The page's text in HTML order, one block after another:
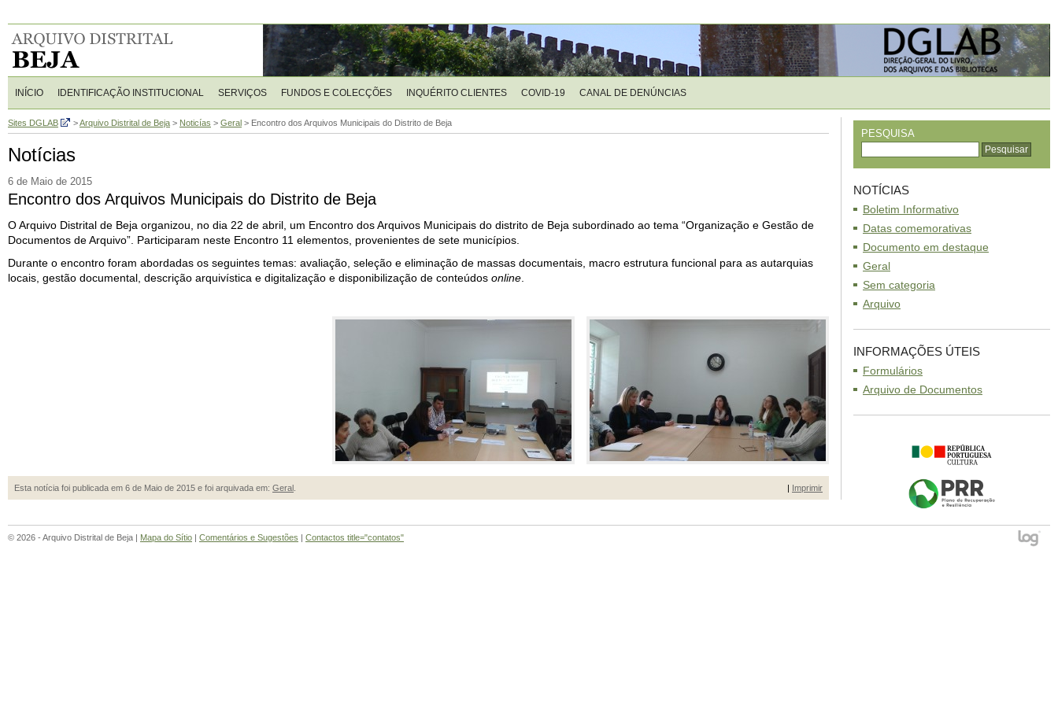
INÍCIO IDENTIFICAÇÃO INSTITUCIONAL SERVIÇOS FUNDOS E COLECÇÕES INQUÉRITO CLIENTES COVID-19 CANAL DE DENÚNCIAS
Sites DGLAB >Arquivo Distrital de Beja > Noticías > Geral > Encontro dos Arquivos Municipais do Distrito de Beja
Notícias
6 de Maio de 2015
Encontro dos Arquivos Municipais do Distrito de Beja
O Arquivo Distrital de Beja organizou, no dia 22 de abril, um Encontro dos Arquivos Municipais do distrito de Beja subordinado ao tema “Organização e Gestão de
Documentos de Arquivo”. Participaram neste Encontro 11 elementos, provenientes de sete municípios.
Durante o encontro foram abordadas os seguintes temas: avaliação, seleção e eliminação de massas documentais, macro estrutura funcional para as autarquias
locais, gestão documental, descrição arquivística e digitalização e disponibilização de conteúdos online
Esta notícia foi publicada em 6 de Maio de 2015 e foi arquivada em: Geral | Imprimir
PESQUISA
NOTÍCIAS
Boletim Informativo
Datas comemorativas
Documento em destaque
Geral
Sem categoria
Arquivo
INFORMAÇÕES ÚTEIS
Formulários
Arquivo de Documentos
© 2026 - Arquivo Distrital de Beja | Mapa do Sítio Comentários e Sugestões Contactos title="contatos"